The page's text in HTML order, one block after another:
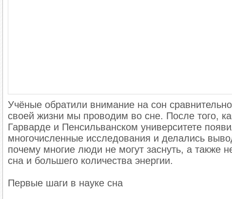
Учёные обратили внимание на сон
своей жизни мы проводим во сне. После того,
Гарварде и Пенсильванском университете
многочисленные исследования и делались
почему многие люди не могут заснуть, а также
сна и большего количества энергии.
Первые шаги в науке сна